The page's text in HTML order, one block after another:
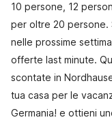
10 persone, 12
per oltre 20 persone.
nelle prossime
offerte last minute.
scontate in
tua casa per le
Germania! e ottieni